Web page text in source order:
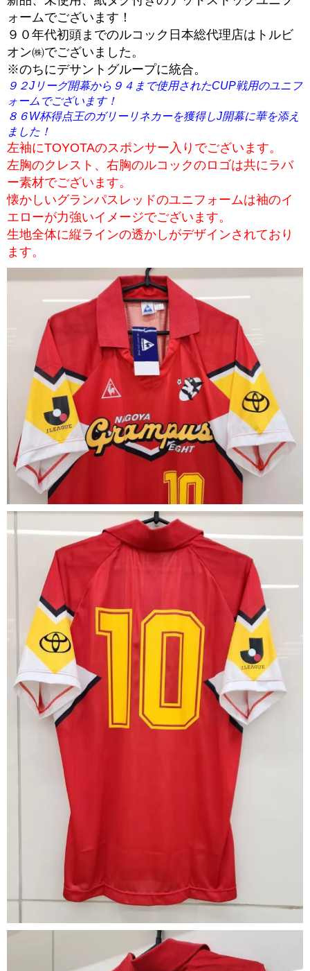
ォームでございます！
９０年代初頭までのルコック日本総代理店はトルビ
オン㈱でございました。
※のちにデサントグループに統合。
９２Jリーグ開幕から９４まで使用されたCUP戦用のユニフ
ォームでございます！
８６W杯得点王のガリーリネカーを獲得しJ開幕に華を添え
ました！
左袖にTOYOTAのスポンサー入りでございます。
左胸のクレスト、右胸のルコックのロゴは共にラバ
ー素材でございます。
懐かしいグランパスレッドのユニフォームは袖のイ
エローが力強いイメージでございます。
生地全体に縦ラインの透かしがデザインされており
ます。